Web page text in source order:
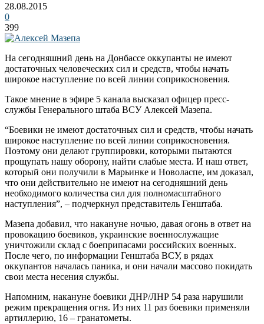
28.08.2015
0
399
На сегодняшний день на Донбассе оккупанты не имеют
достаточных человеческих сил и средств, чтобы начать
широкое наступление по всей линии соприкосновения.
Такое мнение в эфире 5 канала высказал офицер пресс-
службы Генерального штаба ВСУ Алексей Мазепа.
“Боевики не имеют достаточных сил и средств, чтобы начать
широкое наступление по всей линии соприкосновения.
Поэтому они делают группировки, которыми пытаются
прощупать нашу оборону, найти слабые места. И наш ответ,
который они получили в Марьинке и Новоласпе, им доказал,
что они действительно не имеют на сегодняшний день
необходимого количества сил для полномасштабного
наступления”, – подчеркнул представитель Генштаба.
Мазепа добавил, что накануне ночью, давая огонь в ответ на
провокацию боевиков, украинские военнослужащие
уничтожили склад с боеприпасами российских военных.
После чего, по информации Генштаба ВСУ, в рядах
оккупантов началась паника, и они начали массово покидать
свои места несения службы.
Напомним, накануне боевики ДНР/ЛНР 54 раза нарушили
режим прекращения огня. Из них 11 раз боевики применяли
артиллерию, 16 – гранатометы.